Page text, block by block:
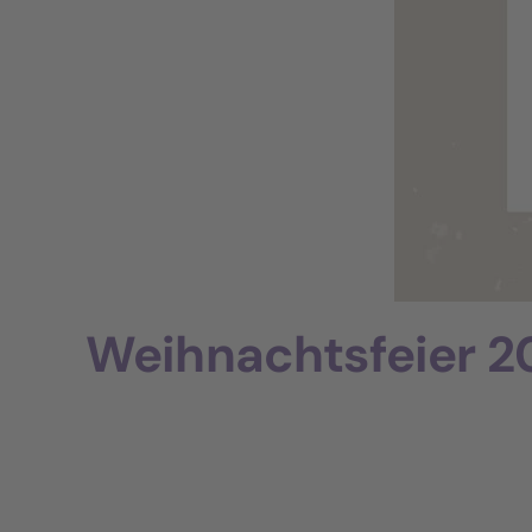
Weihnachtsfeier